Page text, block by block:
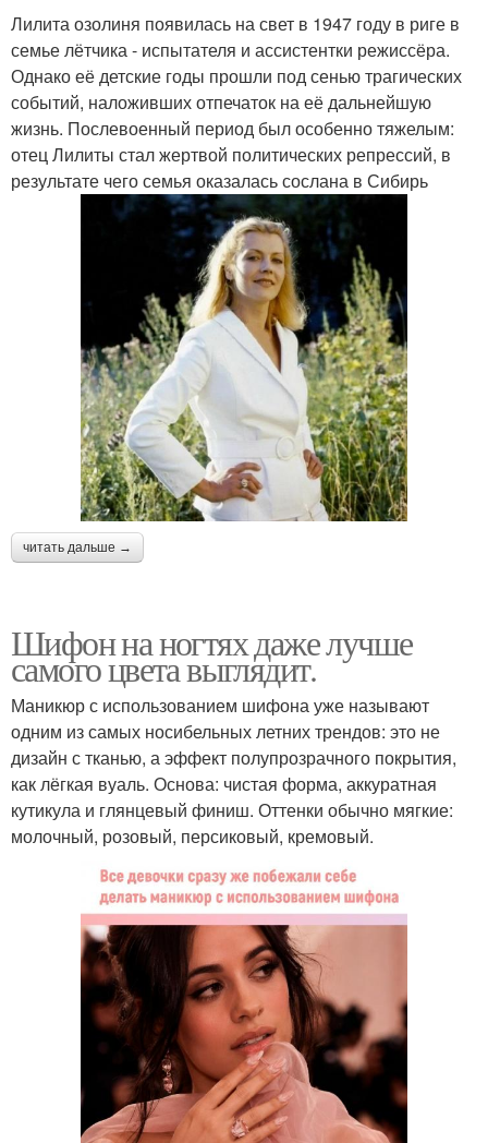
Лилита озолиня появилась на свет в 1947 году в риге в
семье лётчика - испытателя и ассистентки режиссёра.
Однако её детские годы прошли под сенью трагических
событий, наложивших отпечаток на её дальнейшую
жизнь. Послевоенный период был особенно тяжелым:
отец Лилиты стал жертвой политических репрессий, в
результате чего семья оказалась сослана в Сибирь
читать дальше →
Шифон на ногтях даже лучше
самого цвета выглядит.
Маникюр с использованием шифона уже называют
одним из самых носибельных летних трендов: это не
дизайн с тканью, а эффект полупрозрачного покрытия,
как лёгкая вуаль. Основа: чистая форма, аккуратная
кутикула и глянцевый финиш. Оттенки обычно мягкие:
молочный, розовый, персиковый, кремовый.